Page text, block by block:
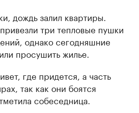
дождь залил квартиры.
три тепловые пушки
однако сегодняшние
просушить жилье.
где придется, а часть
так как они боятся
собеседница.